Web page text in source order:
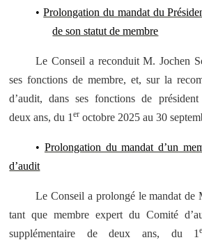
•Prolongation du mandat du
de son statut de membre
Le Conseil a reconduit M. Jochen
ses fonctions de membre, et, sur la
d’audit, dans ses fonctions de
deux ans, du 1er octobre 2025 au 30
• Prolongation du mandat d’un
d’audit
Le Conseil a prolongé le mandat
tant que membre expert du Comité
supplémentaire de deux ans, du 1